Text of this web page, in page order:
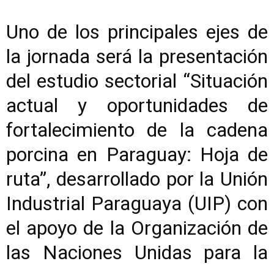
Uno de los principales ejes de
la jornada será la presentación
del estudio sectorial “Situación
actual y oportunidades de
fortalecimiento de la cadena
porcina en Paraguay: Hoja de
ruta”, desarrollado por la Unión
Industrial Paraguaya (UIP) con
el apoyo de la Organización de
las Naciones Unidas para la